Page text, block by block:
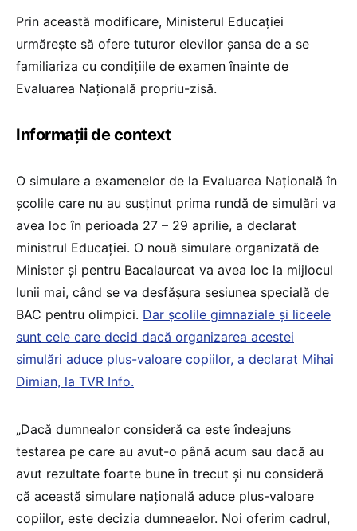
Prin această modificare, Ministerul Educației
urmărește să ofere tuturor elevilor șansa de a se
familiariza cu condițiile de examen înainte de
Evaluarea Națională propriu-zisă.
Informații de context
O simulare a examenelor de la Evaluarea Națională în
școlile care nu au susținut prima rundă de simulări va
avea loc în perioada 27 – 29 aprilie, a declarat
ministrul Educației. O nouă simulare organizată de
Minister și pentru Bacalaureat va avea loc la mijlocul
lunii mai, când se va desfășura sesiunea specială de
BAC pentru olimpici. Dar școlile gimnaziale și liceele
sunt cele care decid dacă organizarea acestei
simulări aduce plus-valoare copiilor, a declarat Mihai
Dimian, la TVR Info.
„Dacă dumnealor consideră ca este îndeajuns
testarea pe care au avut-o până acum sau dacă au
avut rezultate foarte bune în trecut și nu consideră
că această simulare națională aduce plus-valoare
copiilor, este decizia dumneaelor. Noi oferim cadrul,